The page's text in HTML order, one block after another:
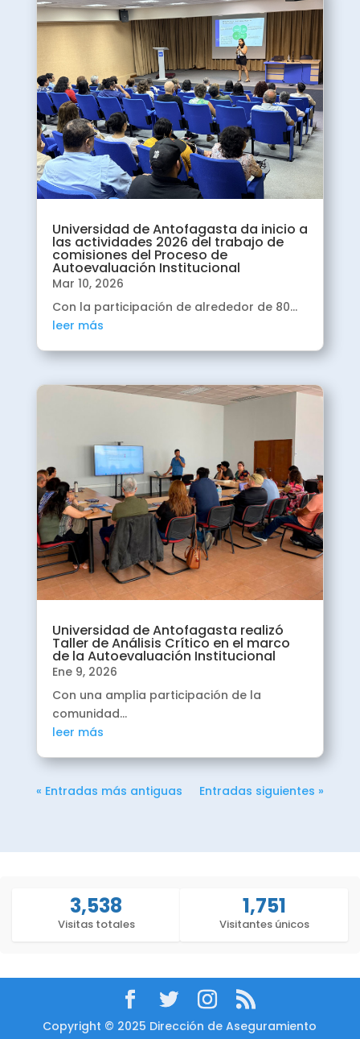

Marzo
Inicio Trabajo
Subcomisiones
Análisis de Criterios.
2025
Diciembre
Inicio de talleres de
preparación para el
Trabajo de
Autoevaluación
Noviembre
Lanzamiento proceso
de Autoevaluación
Institucional.
2025
Septiembre
Taller revisión y
análisis Política de
Calidad.

Agosto
Julio
Presentación
Universidad de Antofagasta da inicio a
las actividades 2026 del trabajo de
comisiones del Proceso de
Autoevaluación Institucional
Mar 10, 2026
Con la participación de alrededor de 80...
leer más
Universidad de Antofagasta realizó
Taller de Análisis Crítico en el marco
de la Autoevaluación Institucional
Ene 9, 2026
Con una amplia participación de la
comunidad...
leer más
« Entradas más antiguas Entradas siguientes »
3,538
Visitas totales
1,751
Visitantes únicos
Copyright © 2025 Dirección de Aseguramiento